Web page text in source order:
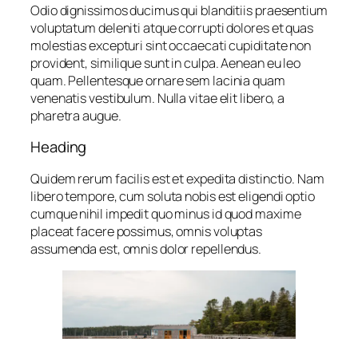
Odio dignissimos ducimus qui blanditiis praesentium
voluptatum deleniti atque corrupti dolores et quas
molestias excepturi sint occaecati cupiditate non
provident, similique sunt in culpa. Aenean eu leo
quam. Pellentesque ornare sem lacinia quam
venenatis vestibulum. Nulla vitae elit libero, a
pharetra augue.
Heading
Quidem rerum facilis est et expedita distinctio. Nam
libero tempore, cum soluta nobis est eligendi optio
cumque nihil impedit quo minus id quod maxime
placeat facere possimus, omnis voluptas
assumenda est, omnis dolor repellendus.